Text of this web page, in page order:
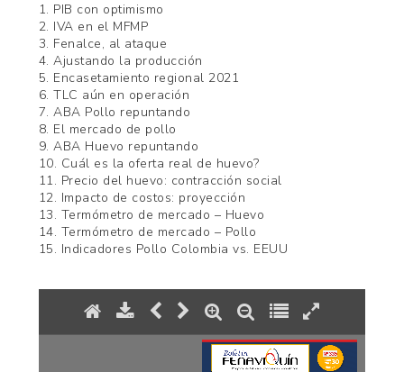
1. PIB con optimismo
2. IVA en el MFMP
3. Fenalce, al ataque
4. Ajustando la producción
5. Encasetamiento regional 2021
6. TLC aún en operación
7. ABA Pollo repuntando
8. El mercado de pollo
9. ABA Huevo repuntando
10. Cuál es la oferta real de huevo?
11. Precio del huevo: contracción social
12. Impacto de costos: proyección
13. Termómetro de mercado – Huevo
14. Termómetro de mercado – Pollo
15. Indicadores Pollo Colombia vs. EEUU